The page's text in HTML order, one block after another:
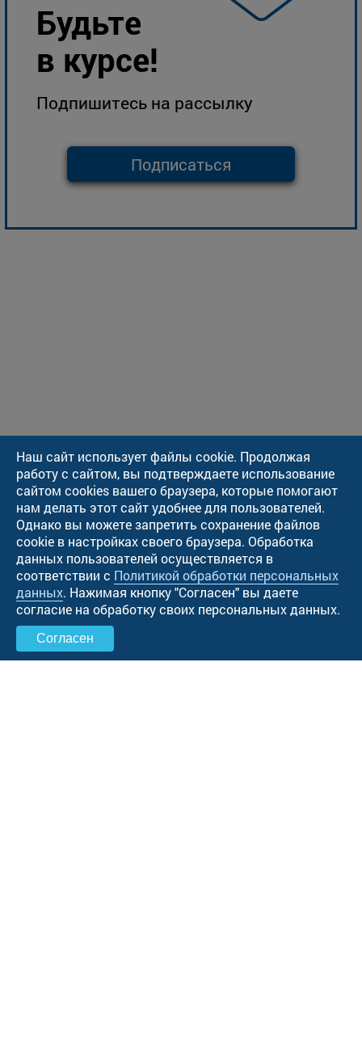
Будьте
в курсе!
Подпишитесь на рассылку
Подписаться
Наш сайт использует файлы cookie. Продолжая
работу с сайтом, вы подтверждаете использование
сайтом cookies вашего браузера, которые помогают
нам делать этот сайт удобнее для пользователей.
Однако вы можете запретить сохранение файлов
cookie в настройках своего браузера. Обработка
данных пользователей осуществляется в
соответствии с Политикой обработки персональных
данных. Нажимая кнопку "Cогласен" вы даете
согласие на обработку своих персональных данных.
Согласен